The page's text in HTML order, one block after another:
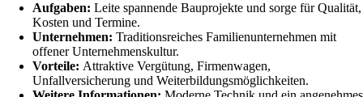
Aufgaben: Leite spannende Bauprojekte und sorge für Qualität,
Kosten und Termine.
Unternehmen: Traditionsreiches Familienunternehmen mit
offener Unternehmenskultur.
Vorteile: Attraktive Vergütung, Firmenwagen,
Unfallversicherung und Weiterbildungsmöglichkeiten.